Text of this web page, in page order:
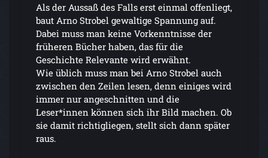
Als der Aussaß des Falls erst einmal offenliegt,
baut Arno Strobel gewaltige Spannung auf.
Dabei muss man keine Vorkenntnisse der
früheren Bücher haben, das für die
Geschichte Relevante wird erwähnt.
Wie üblich muss man bei Arno Strobel auch
zwischen den Zeilen lesen, denn einiges wird
immer nur angeschnitten und die
Leser*innen können sich ihr Bild machen. Ob
sie damit richtigliegen, stellt sich dann später
raus.